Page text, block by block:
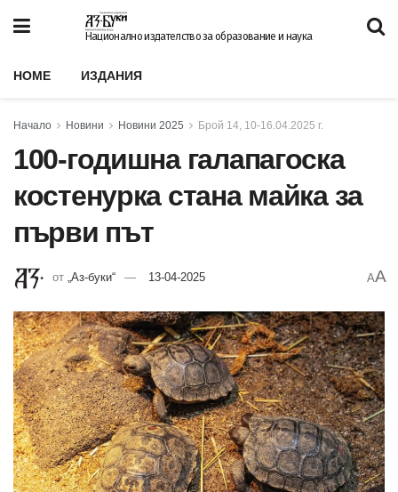
Национално издателство за образование и наука
HOME ИЗДАНИЯ
Начало Новини Новини 2025 Брой 14, 10-16.04.2025 г.
100-годишна галапагоска
костенурка стана майка за
първи път
от „Аз-буки“ 13-04-2025 AA